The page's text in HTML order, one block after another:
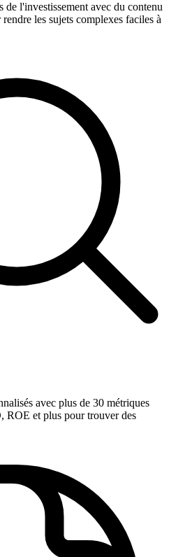
de l'investissement avec du contenu
les sujets complexes faciles à
avec plus de 30 métriques
et plus pour trouver des